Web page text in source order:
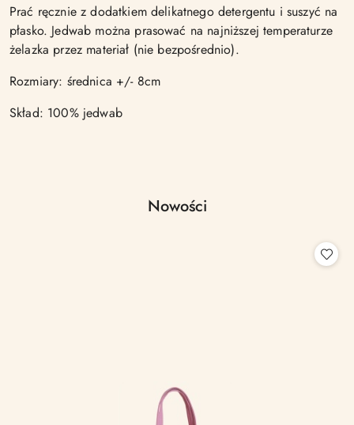
Prać ręcznie z dodatkiem delikatnego detergentu i suszyć na
płasko. Jedwab można prasować na najniższej temperaturze
żelazka przez materiał (nie bezpośrednio).
Rozmiary: średnica +/- 8cm
Skład: 100% jedwab
Pomiń karuzelę produktów
Produkty
Nowości